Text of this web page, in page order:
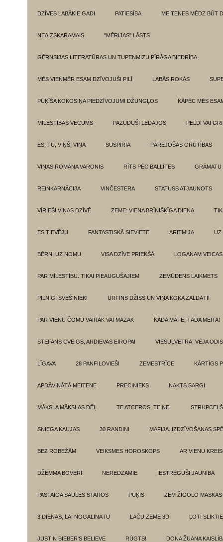
DZĪVES LABĀKIE GADI PATIESĪBA MEITENES MĒDZ BŪT
NEAIZSKARAMAIS "MĒRIJAS" LĀSTS
GĒRNSIJAS LITERATŪRAS UN TUPEŅMIZU PĪRĀGA BIEDRĪBA
MĒS VIENMĒR ESAM DZĪVOJUŠI PILĪ LABĀS ROKĀS
PŪĶĪŠA KOKOSIŅA PIEDZĪVOJUMI DŽUNGĻOS KĀPĒC MĒS
MĪLESTĪBAS VECUMS PAZUDUŠI LEDĀJOS PELDI VAI
ES, TU, VIŅŠ, VIŅA SUSPIRIA PĀREJOŠAS GRŪTĪBAS
VIŅAS ROMĀNA VARONIS RĪTS PĒC BALLĪTES GRĀMATU
REINKARNĀCIJA VINČESTERA STATUSS ATJAUNOTS
VĪRIEŠI VIŅAS DZĪVĒ ZEME: VIENA BRĪNIŠĶĪGA DIENA
ES TIEVĒJU FANTASTISKĀ SIEVIETE ARITMIJA UZ
BĒRNI UZ NOMU VISA DZĪVE PRIEKŠĀ LOGANAM VEICAS
PAR MĪLESTĪBU. TIKAI PIEAUGUŠAJIEM ZEMŪDENS LAIKMETS
PILNĪGI SVEŠINIEKI URFINS DŽĪSS UN VIŅA KOKA ZALDĀTI!
PAR VIENU ČOMU VAIRĀK VAI MAZĀK KĀDA MĀTE, TĀDA MEITA!
STEFANS CVEIGS, ARDIEVAS EIROPAI VIESUĻVĒTRA: VĒJA
LĪGAVA 28 PANFILOVIEŠI ZEMESTRĪCE KĀRTĪGS
APDĀVINĀTĀ MEITENE PRECINIEKS NAKTS SARGI
MĀKSLA MĀKSLAS DĒĻ TE ATCEROS, TE NE! STRUPCEĻŠ
SNIEGA KAUJAS 30 RANDIŅI MAFIJA. IZDZĪVOŠANAS
BEZ ROBEŽĀM VEIKSMES HOROSKOPS AR VIENU
DŽEMMA BOVERĪ NEREDZAMIE IESTRĒGUŠI JAUNĪBĀ
PASTAIGA SAULES STAROS PŪĶIS ZEM ŽIGOLO MASKAS
3 DIENAS, LAI NOGALINĀTU LĀČU ZEME 3D ĻOTI
JUSTIN BIEBER'S BELIEVE RŪGTS! DONA ŽUANA